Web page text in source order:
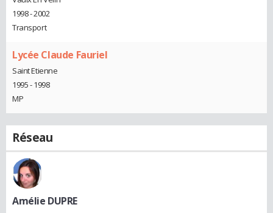
1998 - 2002
Transport
Lycée Claude Fauriel
Saint Etienne
1995 - 1998
MP
Réseau
Amélie DUPRE